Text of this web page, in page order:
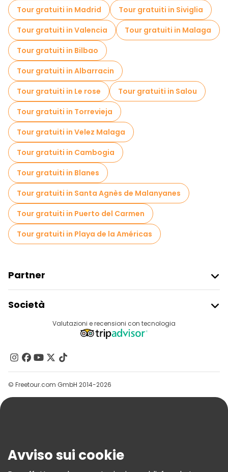
Tour gratuiti nelle vicinanze Alcazaba
Tour gratuiti nelle vicinanze Plaza coso viejo
Tour gratuiti in Madrid
Tour gratuiti in Siviglia
Tour gratuiti in Valencia
Tour gratuiti in Malaga
Tour gratuiti in Bilbao
Tour gratuiti in Albarracin
Tour gratuiti in Le rose
Tour gratuiti in Salou
Tour gratuiti in Torrevieja
Tour gratuiti in Velez Malaga
Tour gratuiti in Cambogia
Tour gratuiti in Blanes
Tour gratuiti in Santa Agnès de Malanyanes
Tour gratuiti in Puerto del Carmen
Tour gratuiti in Playa de la Américas
Partner
Accesso Del Fornitore
Programma Di Affiliazione
Società
Destinazioni
Contattaci
Gruppi
Aiuto
Termini E Condizioni
Valutazioni e recensioni con tecnologia
© Freetour.com GmbH 2014-2026
Avviso sui cookie